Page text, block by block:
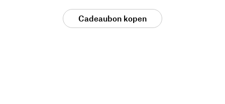
Cadeaubon kopen